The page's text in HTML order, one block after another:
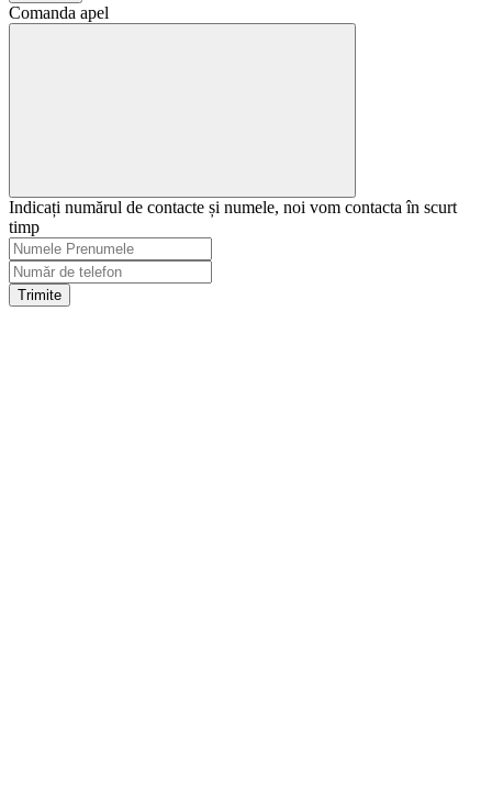
Comanda apel
Indicați numărul de contacte și numele, noi vom contacta în scurt
timp
Trimite